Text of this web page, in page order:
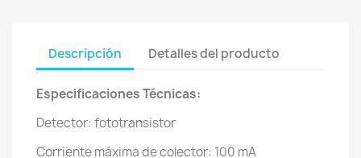
Descripción Detalles del producto
Especificaciones Técnicas:
Detector: fototransistor
Corriente máxima de colector: 100 mA